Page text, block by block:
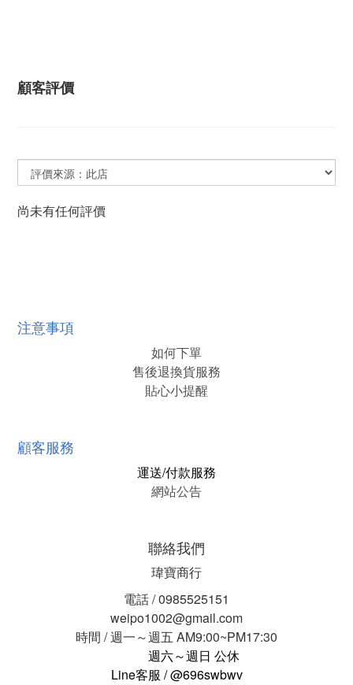
顧客評價
尚未有任何評價
注意事項
如何下單
售後退換貨服務
貼心小提醒
顧客服務
運送/付款服務
網站公告
聯絡我們
瑋寶商行
電話 / 0985525151
weipo1002@gmail.com
時間 / 週一～週五 AM9:00~PM17:30
週六～週日 公休
Line客服 / @696swbwv